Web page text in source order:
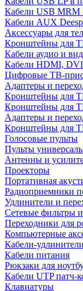
Кабели USB MRM
Кабели AUX
Аксессуары для
Кронштейны для
Кабели аудио и
Кабели HDMI,
Цифровые ТВ-
Адаптеры и
Кронштейны для
Кронштейны для
Адаптеры и
Кронштейны для
Голосовые пульты
Пульты
Антенны и
Проекторы
Портативная
Радиоприемники
Удлинители и
Сетевые фильтры
Переходники для
Компьютерные
Кабели-
Кабели питания
Рюкзаки для
Кабели UTP патч-
Клавиатуры